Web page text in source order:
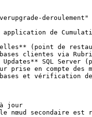
application de
(point de
clientes via
SQL Server
prise en compte des
et vérification
jour
nœud secondaire